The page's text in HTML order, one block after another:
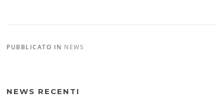
PUBBLICATO IN NEWS
NEWS RECENTI